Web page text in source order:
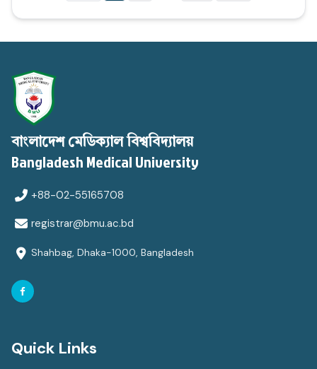
বাংলাদেশ মেডিক্যাল বিশ্ববিদ্যালয়
Bangladesh Medical University
+88-02-55165708
registrar@bmu.ac.bd
Shahbag, Dhaka-1000, Bangladesh
Quick Links